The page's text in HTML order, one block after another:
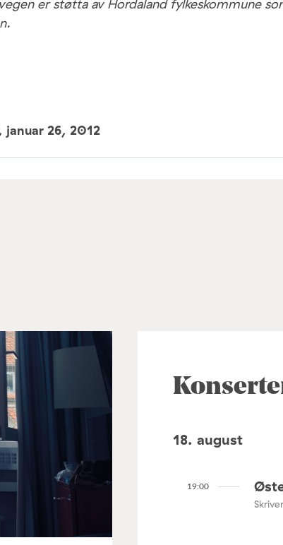
er støtta av Hordaland fylkeskommune
januar 26, 2012
18. august
19:00